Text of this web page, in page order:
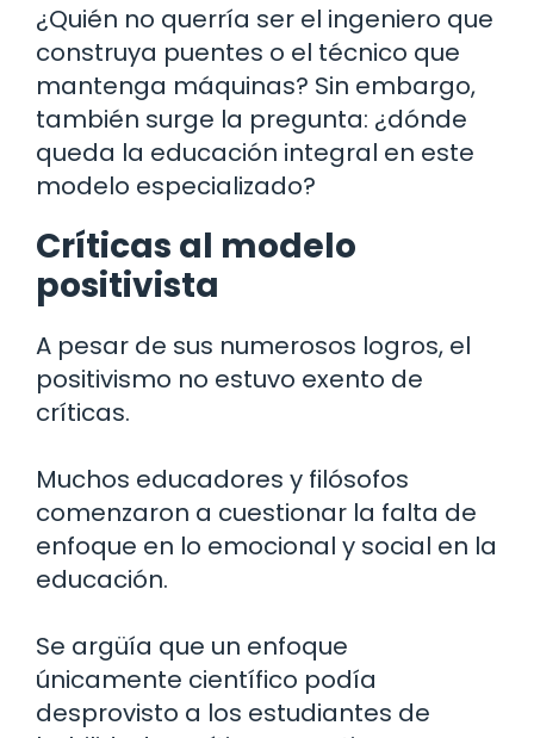
¿Quién no querría ser el ingeniero que
construya puentes o el técnico que
mantenga máquinas? Sin embargo,
también surge la pregunta: ¿dónde
queda la educación integral en este
modelo especializado?
Críticas al modelo
positivista
A pesar de sus numerosos logros, el
positivismo no estuvo exento de
críticas.
Muchos educadores y filósofos
comenzaron a cuestionar la falta de
enfoque en lo emocional y social en la
educación.
Se argüía que un enfoque
únicamente científico podía
desprovisto a los estudiantes de